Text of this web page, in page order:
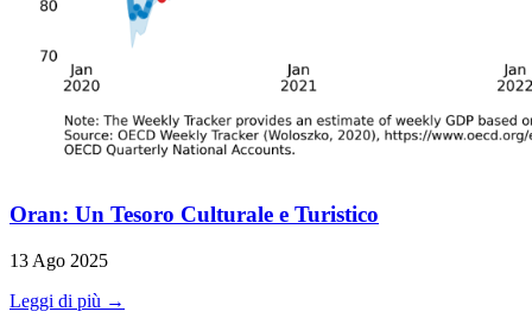
Oran: Un Tesoro Culturale e Turistico
13 Ago 2025
Leggi di più →